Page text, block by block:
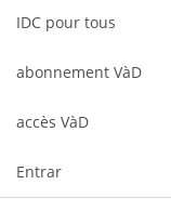
IDC pour tous
abonnement VàD
accès VàD
Entrar